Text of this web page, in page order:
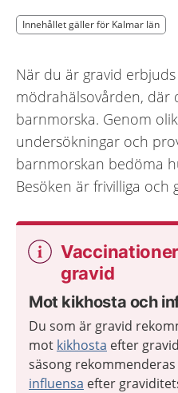
Innehållet gäller för Kalmar län
Innehållet gäller för Kalmar län
När du är gravid
mödrahälsovården, där
barnmorska. Genom
undersökningar och
barnmorskan bedöma
Besöken är frivilliga och
gravid
Mot kikhosta och
Du som är gravid
mot kikhosta efter
säsong
influensa efter